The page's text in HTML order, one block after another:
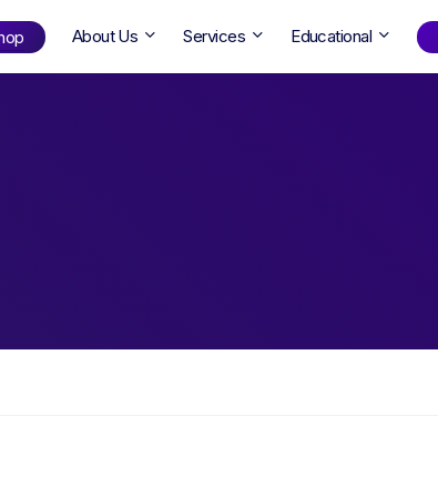
About Us Services Educational